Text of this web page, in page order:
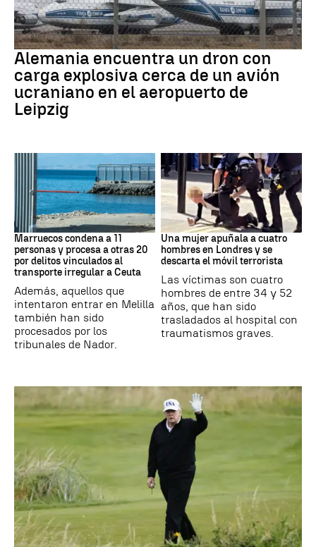
Dron Ucrania
Alemania encuentra un dron con
carga explosiva cerca de un avión
ucraniano en el aeropuerto de
Leipzig
Marruecos
Marruecos condena a 11
personas y procesa a otras 20
por delitos vinculados al
transporte irregular a Ceuta
Además, aquellos que
intentaron entrar en Melilla
también han sido
procesados por los
tribunales de Nador.
Londres
Una mujer apuñala a cuatro
hombres en Londres y se
descarta el móvil terrorista
Las víctimas son cuatro
hombres de entre 34 y 52
años, que han sido
trasladados al hospital con
traumatismos graves.